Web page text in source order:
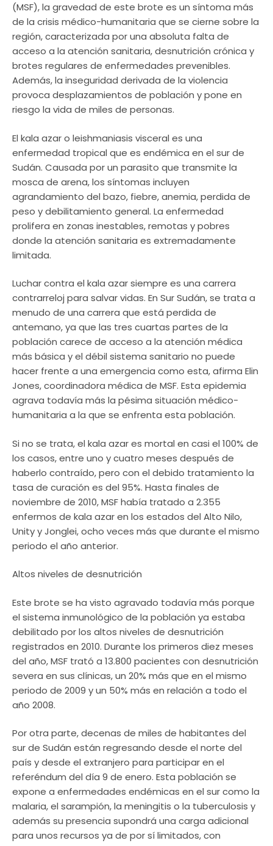
(MSF), la gravedad de este brote es un síntoma más
de la crisis médico-humanitaria que se cierne sobre la
región, caracterizada por una absoluta falta de
acceso a la atención sanitaria, desnutrición crónica y
brotes regulares de enfermedades prevenibles.
Además, la inseguridad derivada de la violencia
provoca desplazamientos de población y pone en
riesgo la vida de miles de personas.
El kala azar o leishmaniasis visceral es una
enfermedad tropical que es endémica en el sur de
Sudán. Causada por un parasito que transmite la
mosca de arena, los síntomas incluyen
agrandamiento del bazo, fiebre, anemia, perdida de
peso y debilitamiento general. La enfermedad
prolifera en zonas inestables, remotas y pobres
donde la atención sanitaria es extremadamente
limitada.
Luchar contra el kala azar siempre es una carrera
contrarreloj para salvar vidas. En Sur Sudán, se trata a
menudo de una carrera que está perdida de
antemano, ya que las tres cuartas partes de la
población carece de acceso a la atención médica
más básica y el débil sistema sanitario no puede
hacer frente a una emergencia como esta, afirma Elin
Jones, coordinadora médica de MSF. Esta epidemia
agrava todavía más la pésima situación médico-
humanitaria a la que se enfrenta esta población.
Si no se trata, el kala azar es mortal en casi el 100% de
los casos, entre uno y cuatro meses después de
haberlo contraído, pero con el debido tratamiento la
tasa de curación es del 95%. Hasta finales de
noviembre de 2010, MSF había tratado a 2.355
enfermos de kala azar en los estados del Alto Nilo,
Unity y Jonglei, ocho veces más que durante el mismo
periodo el año anterior.
Altos niveles de desnutrición
Este brote se ha visto agravado todavía más porque
el sistema inmunológico de la población ya estaba
debilitado por los altos niveles de desnutrición
registrados en 2010. Durante los primeros diez meses
del año, MSF trató a 13.800 pacientes con desnutrición
severa en sus clínicas, un 20% más que en el mismo
periodo de 2009 y un 50% más en relación a todo el
año 2008.
Por otra parte, decenas de miles de habitantes del
sur de Sudán están regresando desde el norte del
país y desde el extranjero para participar en el
referéndum del día 9 de enero. Esta población se
expone a enfermedades endémicas en el sur como la
malaria, el sarampión, la meningitis o la tuberculosis y
además su presencia supondrá una carga adicional
para unos recursos ya de por sí limitados, con